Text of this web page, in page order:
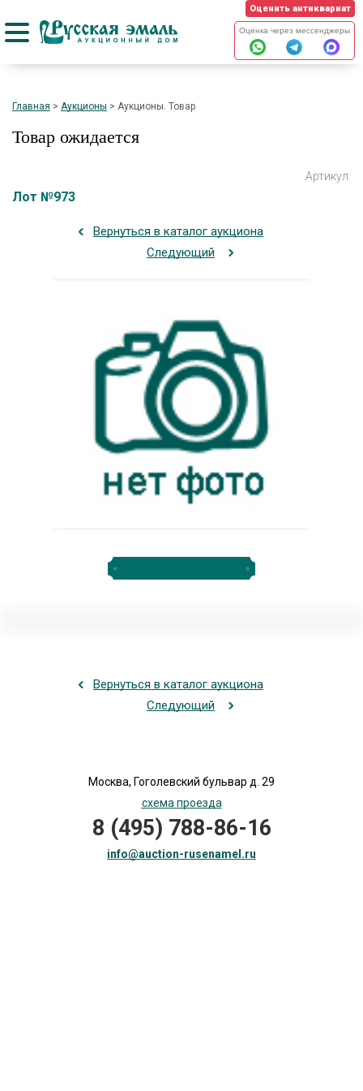
Оценить антиквариат
Оценка через мессенджеры
Главная > Аукционы > Аукционы. Товар
Вернуться в каталог аукциона
Следующий
Товар ожидается
Лот №973
Артикул:
Вернуться в каталог аукциона
Следующий
Москва, Гоголевский бульвар д. 29
схема проезда
8 (495) 788-86-16
info@auction-rusenamel.ru